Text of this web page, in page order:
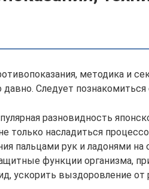
методика и
давно. Следует
разновидность
только насладиться
пальцами рук и ладонями
функции организма,
ускорить выздоровление от